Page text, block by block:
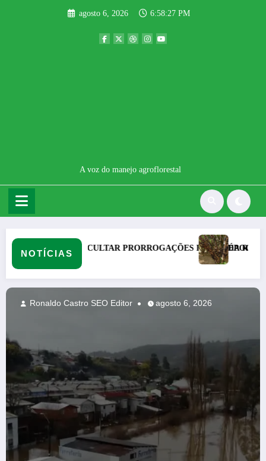
agosto 6, 2026 6:58:28 PM
A voz do manejo agroflorestal
NOTÍCIAS
PODE DIFICULTAR PRORROGAÇÕES DE DIVIDA RURAL ENTENDA O QUE MUNDA
ÉPOCA DE JABUTICABA : HIDROLANDIA
agosto 6, 2026 Ronaldo Castro SEO